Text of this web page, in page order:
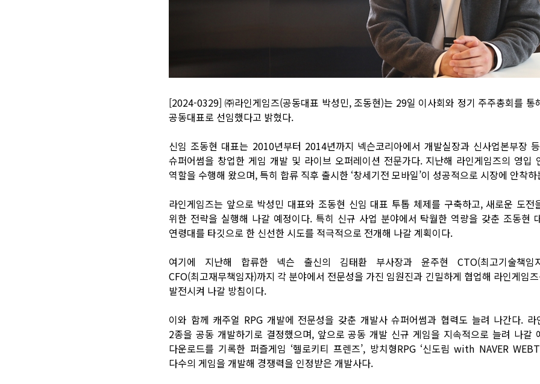
[2024-0329] ㈜라인게임즈(공동대표 박성민, 조동현)는 29일 이사회와 정기 주주총회를 통
공동대표로 선임했다고 밝혔다.
신임 조동현 대표는 2010년부터 2014년까지 넥슨코리아에서 개발실장과 신사업본부장
슈퍼어썸을 창업한 게임 개발 및 라이브 오퍼레이션 전문가다. 지난해 라인게임즈의 영입
역할을 수행해 왔으며, 특히 합류 직후 출시한 ‘창세기전 모바일’이 성공적으로 시장에 안착
라인게임즈는 앞으로 박성민 대표와 조동현 신임 대표 투톱 체제를 구축하고, 새로운 도
위한 전략을 실행해 나갈 예정이다. 특히 신규 사업 분야에서 탁월한 역량을 갖춘 조동현
연령대를 타깃으로 한 신선한 시도를 적극적으로 전개해 나갈 계획이다.
여기에 지난해 합류한 넥슨 출신의 김태환 부사장과 윤주현 CTO(최고기술책임
CFO(최고재무책임자)까지 각 분야에서 전문성을 가진 임원진과 긴밀하게 협업해 라인게임
발전시켜 나갈 방침이다.
이와 함께 캐주얼 RPG 개발에 전문성을 갖춘 개발사 슈퍼어썸과 협력도 늘려 나간다.
2종을 공동 개발하기로 결정했으며, 앞으로 공동 개발 신규 게임을 지속적으로 늘려 나갈
다운로드를 기록한 퍼즐게임 ‘헬로키티 프렌즈’, 방치형RPG ‘신도림 with NAVER
다수의 게임을 개발해 경쟁력을 인정받은 개발사다.